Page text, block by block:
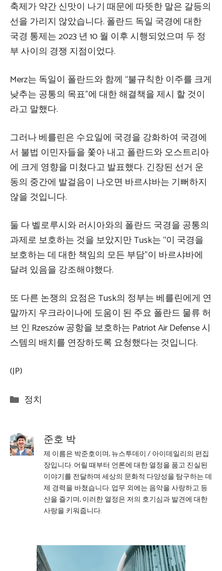
축제가 약간 신맛이 나기 때문에 따뜻한 말은 갈등의
선을 가리지 않았습니다. 폴란드 독일 국경에 대한
국경 통제는 2023 년 10 월 이후 시행되었으며 두 정
부 사이의 경쟁 지점이었다.
Merz는 독일이 폴란드와 함께 “불규칙한 이주를 크게
낮추는 공통의 목표”에 대한 해결책을 제시 할 것이
라고 말했다.
그러나 베를린은 수요일에 국경을 강화하여 국경에
서 불법 이민자들을 쫓아 내고 폴란드와 오스트리아
에 크게 영향을 미쳤다고 발표했다. 긴장된 선거 운
동의 중간에 발걸음이 나오면 바르샤바는 기뻐하지
않을 것입니다.
둘 다 벨로루시와 러시아와의 폴란드 국경을 공통의
과제로 보호하는 것을 보았지만 Tusk는 “이 국경을
보호하는 데 대한 책임의 모든 부담”이 바르샤바에
달려 있음을 강조해야했다.
또 다른 논쟁의 요점은 Tusk의 정부는 베를린에게 연
말까지 우크라이나에 도움이 된 주요 폴란드 물류 허
브 인 Rzeszów 공항을 보호하는 Patriot Air Defense 시
스템의 배치를 연장하도록 요청했다는 것입니다.
(JP)
Categories
정치
준호 박
제 이름은 박준호이며, 뉴스투데이 / 아이데일리의 편집
장입니다. 어릴 때부터 언론에 대한 열정을 품고 진실된
이야기를 전달하며 세상의 문화적 다양성을 탐구하는 데
제 경력을 바쳤습니다. 업무 외에는 음악을 사랑하고 등
산을 즐기며, 이러한 열정은 저의 호기심과 발견에 대한
사랑을 키워줍니다.